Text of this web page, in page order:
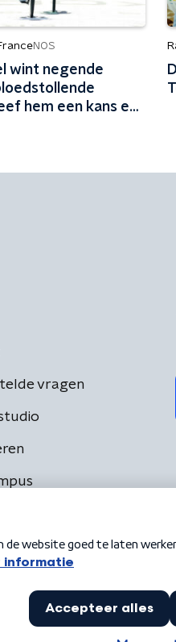
NOS
wint negende
hem een kans en
vragen